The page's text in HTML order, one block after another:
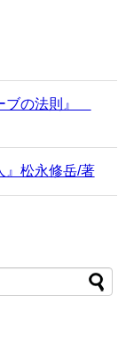
ブの法則』
』松永修岳/著